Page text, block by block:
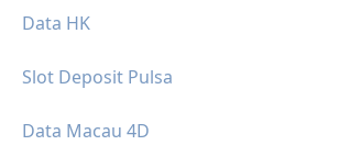
Data HK
Slot Deposit Pulsa
Data Macau 4D